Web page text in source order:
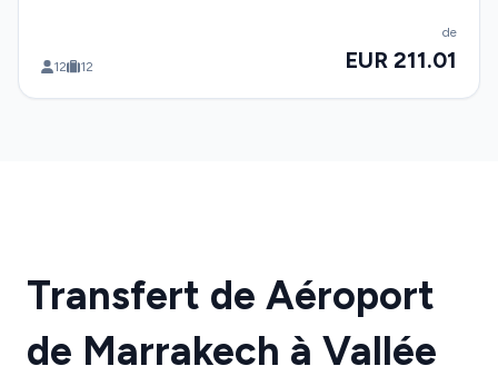
12 12
de
EUR 211.01
Transfert de Aéroport
de Marrakech à Vallée